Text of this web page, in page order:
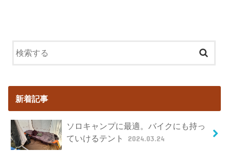
新着記事
ソロキャンプに最適。バイクにも持っ
ていけるテント
2024.03.24